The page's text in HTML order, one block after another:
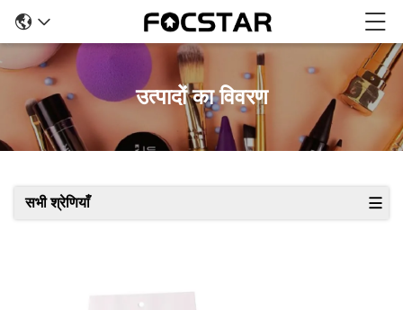
उत्पादों का विवरण
सभी श्रेणियाँ